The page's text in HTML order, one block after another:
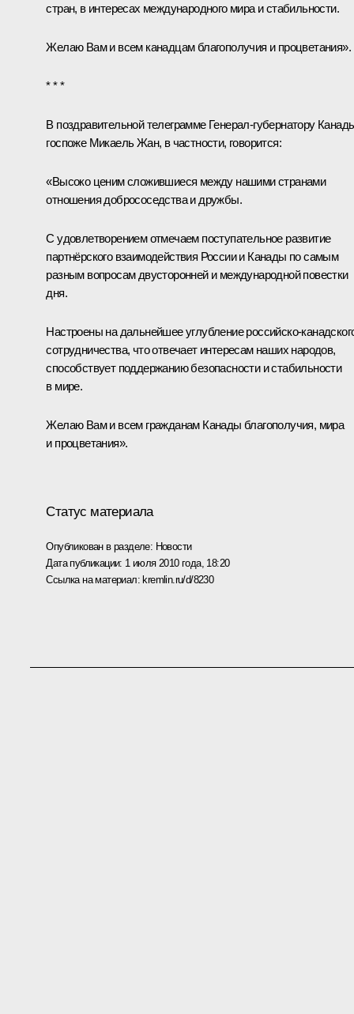
стран, в интересах международного мира и стабильности.
Желаю Вам и всем канадцам благополучия и процветания».
* * *
В поздравительной телеграмме Генерал-губернатору
госпоже Микаель Жан, в частности, говорится:
«Высоко ценим сложившиеся между нашими странами
отношения добрососедства и дружбы.
С удовлетворением отмечаем поступательное развитие
партнёрского взаимодействия России и Канады по самым
разным вопросам двусторонней и международной повестки
дня.
Настроены на дальнейшее углубление российско-
сотрудничества, что отвечает интересам наших народов,
способствует поддержанию безопасности и стабильности
в мире.
Желаю Вам и всем гражданам Канады благополучия, мира
и процветания».
Статус материала
Опубликован в разделе: Новости
Дата публикации: 1 июля 2010 года, 18:20
Ссылка на материал: kremlin.ru/d/8230